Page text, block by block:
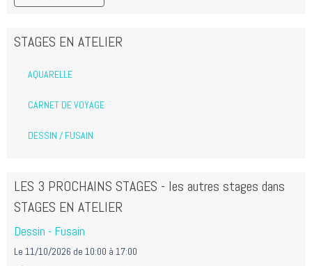
STAGES EN ATELIER
AQUARELLE
CARNET DE VOYAGE
DESSIN / FUSAIN
LES 3 PROCHAINS STAGES - les autres stages dans
STAGES EN ATELIER
Dessin - Fusain
Le 11/10/2026 de 10:00 à 17:00